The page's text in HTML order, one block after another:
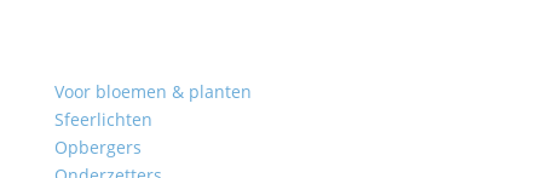
Voor bloemen & planten
Sfeerlichten
Opbergers